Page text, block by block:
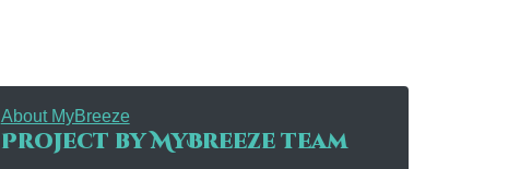
About MyBreeze
Project by MyBreeze team